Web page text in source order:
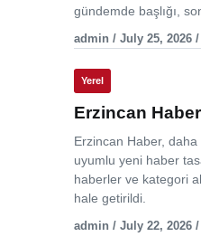
gündemde başlığı,
admin / July 25, 2026
Yerel
Erzincan
Erzincan Haber,
uyumlu yeni haber
haberler ve kategori
hale getirildi.
admin / July 22, 2026